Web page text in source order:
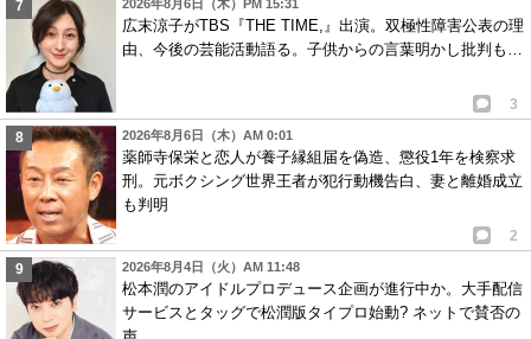
2026年8月6日（木）PM 15:31
広末涼子がTBS『THE TIME,』出演。双極性障害公表の理
由、今後の芸能活動語る。子供からの言葉明かし批判も…
3
2026年8月6日（木）AM 0:01
薬師寺保栄と恋人が養子縁組届を偽造、懲役1年を検察求
刑。元ボクシング世界王者が犯行動機告白、妻と離婚成立
も判明
2
2026年8月4日（火）AM 11:48
松本潤のアイドルプロデュース企画が進行中か。大手配信
サービスとタッグで松潤版タイプロ始動? ネットで賛否の